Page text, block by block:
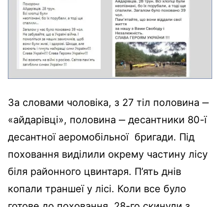
За словами чоловіка, з 27 тіл половина ‒
«айдарівці», половина ‒ десантники 80-ї
десантної аеромобільної бригади. Під
поховання виділили окрему частину лісу
біля районного цвинтаря. П’ять днів
копали траншеї у лісі. Коли все було